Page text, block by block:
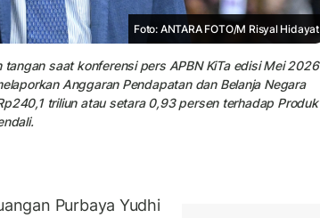
Foto: ANTARA FOTO/M Risyal Hidayat
saat konferensi pers APBN KiTa edisi Mei 2026
Anggaran Pendapatan dan Belanja Negara
triliun atau setara 0,93 persen terhadap Produk
Purbaya Yudhi